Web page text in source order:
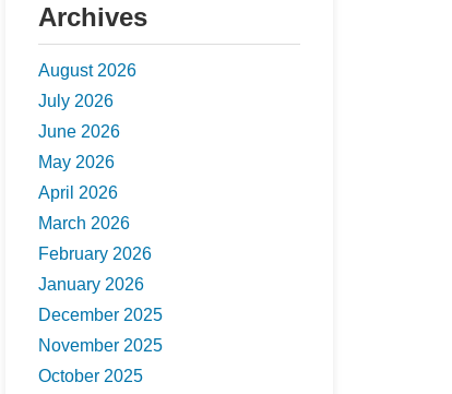
Archives
August 2026
July 2026
June 2026
May 2026
April 2026
March 2026
February 2026
January 2026
December 2025
November 2025
October 2025